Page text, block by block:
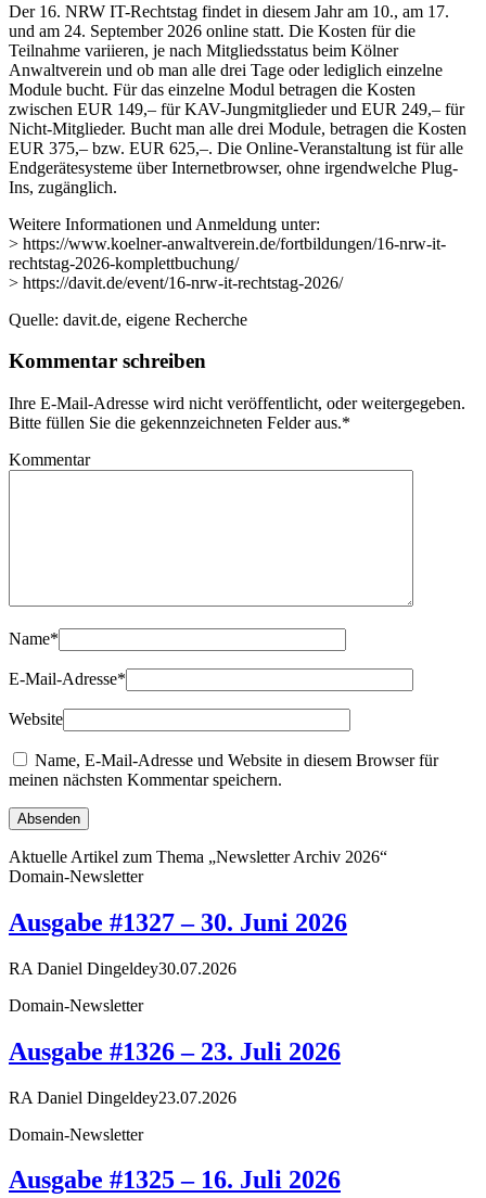
Der 16. NRW IT-Rechtstag findet in diesem Jahr am 10., am 17.
und am 24. September 2026 online statt. Die Kosten für die
Teilnahme variieren, je nach Mitgliedsstatus beim Kölner
Anwaltverein und ob man alle drei Tage oder lediglich einzelne
Module bucht. Für das einzelne Modul betragen die Kosten
zwischen EUR 149,– für KAV-Jungmitglieder und EUR 249,– für
Nicht-Mitglieder. Bucht man alle drei Module, betragen die Kosten
EUR 375,– bzw. EUR 625,–. Die Online-Veranstaltung ist für alle
Endgerätesysteme über Internetbrowser, ohne irgendwelche Plug-
Ins, zugänglich.
Weitere Informationen und Anmeldung unter:
> https://www.koelner-anwaltverein.de/fortbildungen/16-nrw-it-
rechtstag-2026-komplettbuchung/
> https://davit.de/event/16-nrw-it-rechtstag-2026/
Quelle: davit.de, eigene Recherche
Kommentar schreiben
Ihre E-Mail-Adresse wird nicht veröffentlicht, oder weitergegeben.
Bitte füllen Sie die gekennzeichneten Felder aus.*
Kommentar
Name*
E-Mail-Adresse*
Website
Name, E-Mail-Adresse und Website in diesem Browser für
meinen nächsten Kommentar speichern.
Aktuelle Artikel zum Thema „Newsletter Archiv 2026“
Domain-Newsletter
Ausgabe #1327 – 30. Juni 2026
RA Daniel Dingeldey30.07.2026
Domain-Newsletter
Ausgabe #1326 – 23. Juli 2026
RA Daniel Dingeldey23.07.2026
Domain-Newsletter
Ausgabe #1325 – 16. Juli 2026